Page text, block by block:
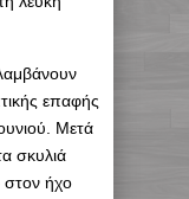
επαφής
Μετά
σκυλιά
στον ήχο